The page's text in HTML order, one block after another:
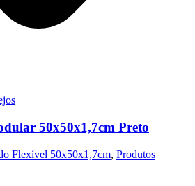
50x50x1,7cm Preto
Flexível 50x50x1,7cm, Produtos